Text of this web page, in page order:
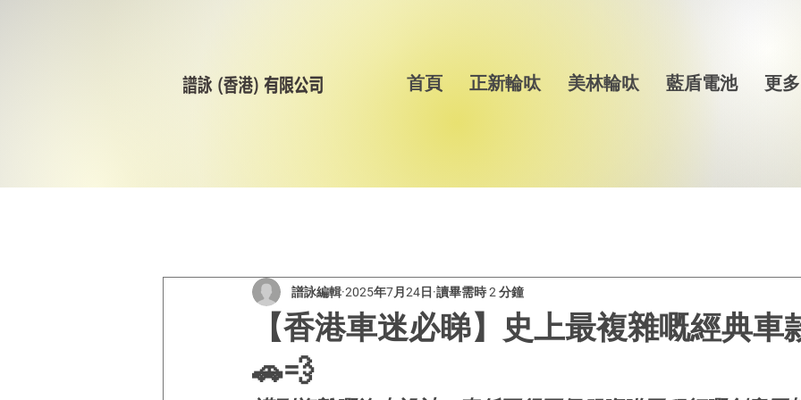
首頁 正新輪呔 美林輪呔 藍盾電池 更多
【香港車迷必睇】史上最複雜嘅經典車
🚗💨
譜詠編輯 2025年7月24日 讀畢需時 2 分鐘